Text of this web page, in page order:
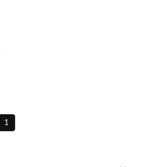
1